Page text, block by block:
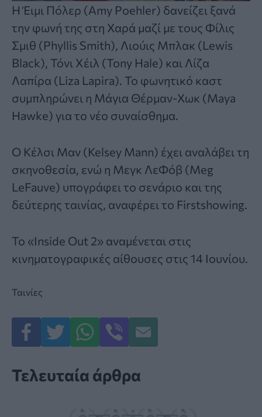
Η Έιμι Πόλερ (Amy Poehler) δανείζει ξανά
την φωνή της στη Χαρά μαζί με τους Φίλις
Σμιθ (Phyllis Smith), Λιούις Μπλακ (Lewis
Black), Τόνι Χέιλ (Tony Hale) και Λίζα
Λαπίρα (Liza Lapira). Το φωνητικό καστ
συμπληρώνει η Μάγια Θέρμαν-Χωκ (Maya
Hawke) για το νέο συναίσθημα.
Ο Κέλσι Μαν (Kelsey Mann) έχει αναλάβει τη
σκηνοθεσία, ενώ η Μεγκ ΛεΦόβ (Meg
LeFauve) υπογράφει το σενάριο και της
δεύτερης ταινίας, αναφέρει το Firstshowing.
Το «Inside Out 2» αναμένεται στις
κινηματογραφικές αίθουσες στις 14 Ιουνίου.
Ταινίες
Τελευταία άρθρα